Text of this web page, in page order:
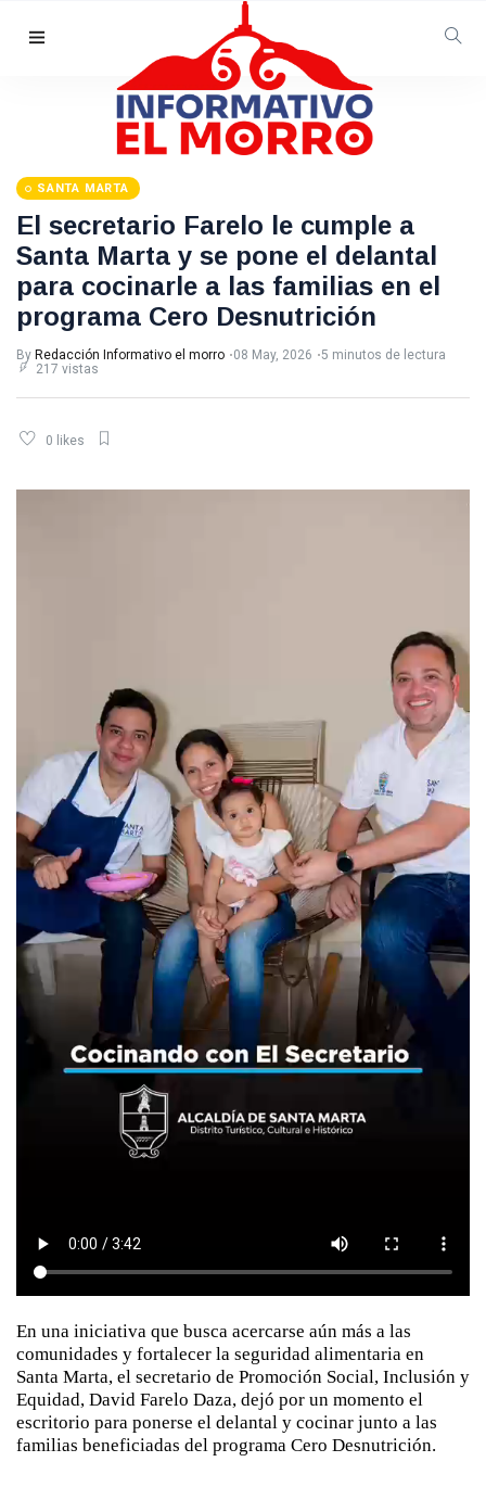
Tags
T
#Judiciales
Atencion
SANTA MARTA
El secretario Farelo le cumple a
Santa Marta y se pone el delantal
para cocinarle a las familias en el
programa Cero Desnutrición
By Redacción Informativo el morro 08 May, 2026
5 minutos de lectura
217 vistas
0 likes
En una iniciativa que busca acercarse aún más a las
comunidades y fortalecer la seguridad alimentaria en
Santa Marta, el secretario de Promoción Social, Inclusión y
Equidad, David Farelo Daza, dejó por un momento el
escritorio para ponerse el delantal y cocinar junto a las
familias beneficiadas del programa Cero Desnutrición.